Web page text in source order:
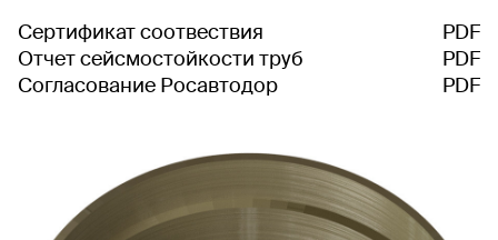
Сертификат соотвествия
PDF
Отчет сейсмостойкости труб
PDF
Согласование Росавтодор
PDF